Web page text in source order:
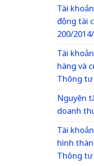
Tài
động tài
200/
Tài
hàng và
Thông
Nguyên
doanh
Tài
hình
Thông